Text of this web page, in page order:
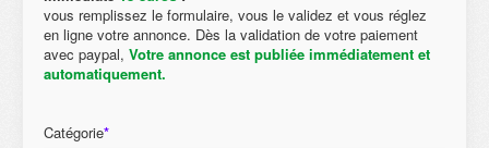
vous remplissez le formulaire, vous le validez et vous réglez
en ligne votre annonce. Dès la validation de votre paiement
avec paypal, Votre annonce est publiée immédiatement et
automatiquement.
Catégorie*